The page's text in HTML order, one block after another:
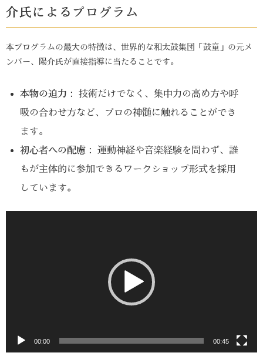
介氏によるプログラム
本プログラムの最大の特徴は、世界的な和太鼓集団「鼓童」の元メ
ンバー、陽介氏が直接指導に当たることです。
本物の迫力：
技術だけでなく、集中力の高め方や呼
吸の合わせ方など、プロの神髄に触れることができ
ます。
初心者への配慮：
運動神経や音楽経験を問わず、誰
もが主体的に参加できるワークショップ形式を採用
しています。
00:00 00:45